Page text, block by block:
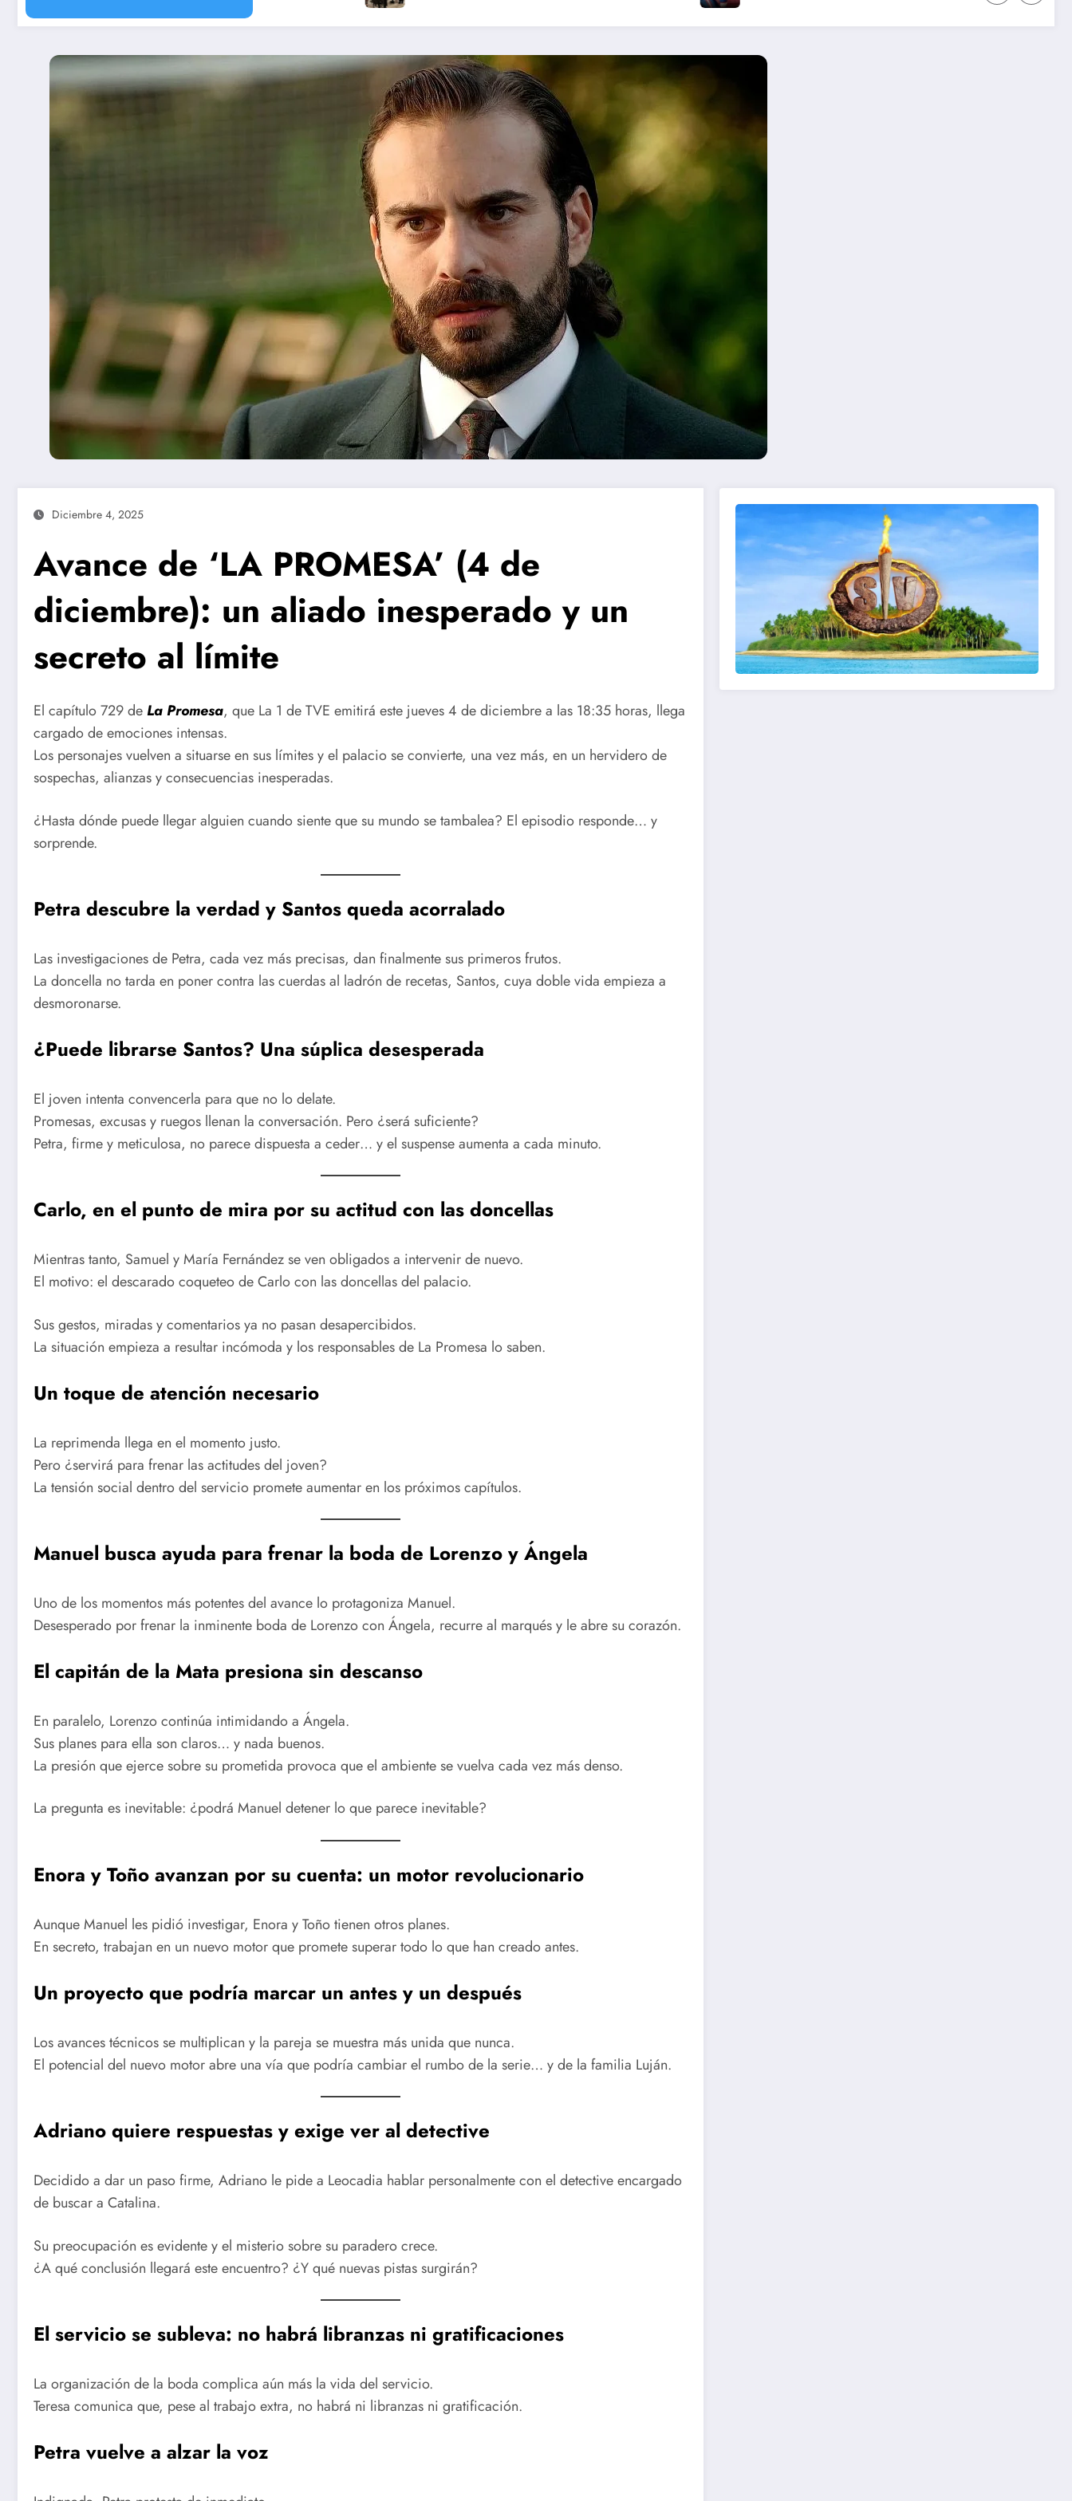
Diciembre 4, 2025
Avance de ‘LA PROMESA’ (4 de
diciembre): un aliado inesperado y un
secreto al límite
El capítulo 729 deLa Promesa, que La 1 de TVE emitirá este jueves 4 de diciembre a las 18:35 horas, llega
cargado de emociones intensas.
Los personajes vuelven a situarse en sus límites y el palacio se convierte, una vez más, en un hervidero de
sospechas, alianzas y consecuencias inesperadas.
¿Hasta dónde puede llegar alguien cuando siente que su mundo se tambalea? El episodio responde… y
sorprende.
Petra descubre la verdad y Santos queda acorralado
Las investigaciones de Petra, cada vez más precisas, dan finalmente sus primeros frutos.
La doncella no tarda en poner contra las cuerdas al ladrón de recetas, Santos, cuya doble vida empieza a
desmoronarse.
¿Puede librarse Santos? Una súplica desesperada
El joven intenta convencerla para que no lo delate.
Promesas, excusas y ruegos llenan la conversación. Pero ¿será suficiente?
Petra, firme y meticulosa, no parece dispuesta a ceder… y el suspense aumenta a cada minuto.
Carlo, en el punto de mira por su actitud con las doncellas
Mientras tanto, Samuel y María Fernández se ven obligados a intervenir de nuevo.
El motivo: el descarado coqueteo de Carlo con las doncellas del palacio.
Sus gestos, miradas y comentarios ya no pasan desapercibidos.
La situación empieza a resultar incómoda y los responsables de La Promesa lo saben.
Un toque de atención necesario
La reprimenda llega en el momento justo.
Pero ¿servirá para frenar las actitudes del joven?
La tensión social dentro del servicio promete aumentar en los próximos capítulos.
Manuel busca ayuda para frenar la boda de Lorenzo y Ángela
Uno de los momentos más potentes del avance lo protagoniza Manuel.
Desesperado por frenar la inminente boda de Lorenzo con Ángela, recurre al marqués y le abre su corazón.
El capitán de la Mata presiona sin descanso
En paralelo, Lorenzo continúa intimidando a Ángela.
Sus planes para ella son claros… y nada buenos.
La presión que ejerce sobre su prometida provoca que el ambiente se vuelva cada vez más denso.
La pregunta es inevitable: ¿podrá Manuel detener lo que parece inevitable?
Enora y Toño avanzan por su cuenta: un motor revolucionario
Aunque Manuel les pidió investigar, Enora y Toño tienen otros planes.
En secreto, trabajan en un nuevo motor que promete superar todo lo que han creado antes.
Un proyecto que podría marcar un antes y un después
Los avances técnicos se multiplican y la pareja se muestra más unida que nunca.
El potencial del nuevo motor abre una vía que podría cambiar el rumbo de la serie… y de la familia Luján.
Adriano quiere respuestas y exige ver al detective
Decidido a dar un paso firme, Adriano le pide a Leocadia hablar personalmente con el detective encargado
de buscar a Catalina.
Su preocupación es evidente y el misterio sobre su paradero crece.
¿A qué conclusión llegará este encuentro? ¿Y qué nuevas pistas surgirán?
El servicio se subleva: no habrá libranzas ni gratificaciones
La organización de la boda complica aún más la vida del servicio.
Teresa comunica que, pese al trabajo extra, no habrá ni libranzas ni gratificación.
Petra vuelve a alzar la voz